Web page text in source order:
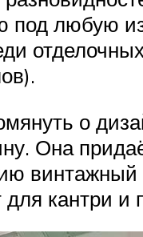
под любую
о
Она
винтажный
кантри и